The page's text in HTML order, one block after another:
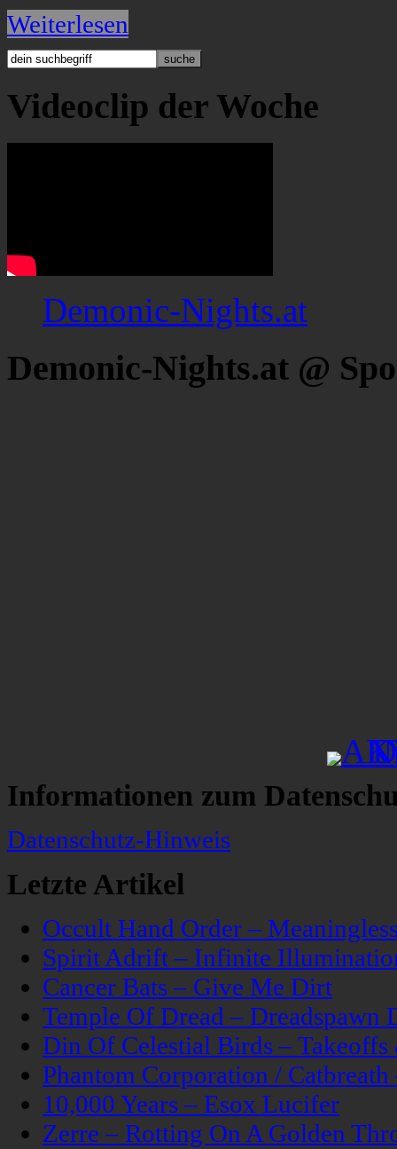
Weiterlesen
Videoclip der Woche
Demonic-Nights.at
Demonic-Nights.at @
Informationen zum
Datenschutz-Hinweis
Letzte Artikel
Occult Hand Order –
Spirit Adrift – Infinite
Cancer Bats – Give Me Dirt
Temple Of Dread – Dreadspawn
Din Of Celestial Birds –
Phantom Corporation /
10,000 Years – Esox Lucifer
Zerre – Rotting On A Golden